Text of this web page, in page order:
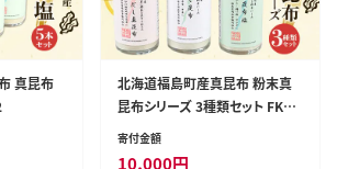
真昆布
北海道福島町産真昆布 粉末真
昆布シリーズ 3種類セット FKB0
53
寄付金額
10,000円